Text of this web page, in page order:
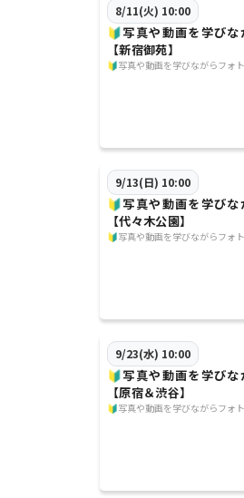
8/11(火) 10:00
🔰写真や動画を学び
【新宿御苑】
🔰写真や動画を学びながらフォ
9/13(日) 10:00
🔰写真や動画を学び
【代々木公園】
🔰写真や動画を学びながらフォ
9/23(水) 10:00
🔰写真や動画を学び
【原宿＆渋谷】
🔰写真や動画を学びながらフォ